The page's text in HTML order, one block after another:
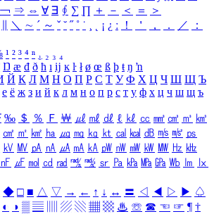
￢ ⇒ ⇔ ∀ ∃ ∮ ∑ ∏ ＋ － ＜ ＝
＞
＼ ∼ ´ ～ ˇ ˘ ˝ ˚ ˙ ¸ ¡ ¿ ː ！ ＇ ， ． ／
：
¹ ² ³ ⁴ ⁿ ₁ ₂ ₃ ₄
Ŋ æ đ ð ħ ı ĳ ĸ ŀ ł ø œ ß þ ŧ ŋ ŉ
Й К Л М Н О П Р С Т У Ф Х Ц Ч Ш Щ Ъ
е ё ж з и й к л м н о п р с т у ф х ц ч ш щ ъ
‰ ＄ ％ Ｆ ￦ ㎕ ㎖ ㎗ ℓ ㎘ ㏄ ㎣ ㎤ ㎥ ㎦
㎠ ㎡ ㎢ ㏊ ㎍ ㎎ ㎏ ㏏ ㎈ ㎉ ㏈ ㎧ ㎨ ㎰
㎸ ㎹ ㎀ ㎁ ㎂ ㎃ ㎄ ㎺ ㎻ ㎽ ㎾ ㎿ ㎐ ㎑
㎋ ㎌ ㏖ ㏅ ㎭ ㎮ ㎯ ㏛ ㎩ ㎪ ㎫ ㎬ ㏝ ㏐
㏓
◆ □ ■ △ ▽ → ← ↑ ↓ ↔ 〓 ◁ ◀ ▷ ▶ ♤
◐ ◑ ▒ ▤ ▨ ▧ ▦ ▩ ♨ ☏ ☎ ☜ ☞ ¶ †